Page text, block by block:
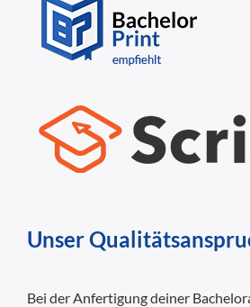
Unser
Bei der Anfertigung deiner